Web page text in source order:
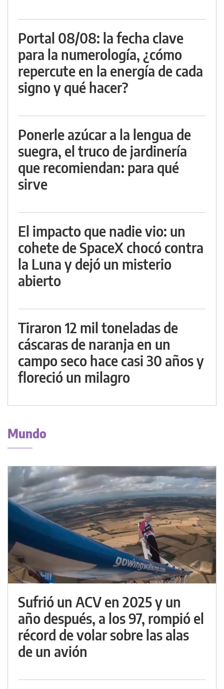
Portal 08/08: la fecha clave
para la numerología, ¿cómo
repercute en la energía de cada
signo y qué hacer?
Ponerle azúcar a la lengua de
suegra, el truco de jardinería
que recomiendan: para qué
sirve
El impacto que nadie vio: un
cohete de SpaceX chocó contra
la Luna y dejó un misterio
abierto
Tiraron 12 mil toneladas de
cáscaras de naranja en un
campo seco hace casi 30 años y
floreció un milagro
Mundo
Sufrió un ACV en 2025 y un
año después, a los 97, rompió el
récord de volar sobre las alas
de un avión